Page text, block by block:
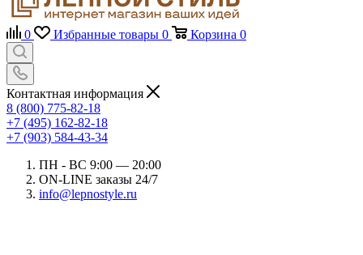
0 Избранные товары 0 Корзина 0
Контактная информация
8 (800) 775-82-18
+7 (495) 162-82-18
+7 (903) 584-43-34
ПН - ВС 9:00 — 20:00
ON-LINE заказы 24/7
info@lepnostyle.ru